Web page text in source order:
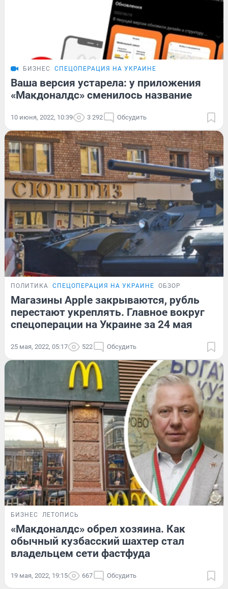
БИЗНЕС СПЕЦОПЕРАЦИЯ НА УКРАИНЕ
Ваша версия устарела: у приложения
«Макдоналдс» сменилось название
10 июня, 2022, 10:39 3 292 Обсудить
ПОЛИТИКА СПЕЦОПЕРАЦИЯ НА УКРАИНЕ ОБЗОР
Магазины Apple закрываются, рубль
перестают укреплять. Главное вокруг
спецоперации на Украине за 24 мая
25 мая, 2022, 05:17 522 Обсудить
БИЗНЕС ЛЕТОПИСЬ
«Макдоналдс» обрел хозяина. Как
обычный кузбасский шахтер стал
владельцем сети фастфуда
19 мая, 2022, 19:15 667 Обсудить